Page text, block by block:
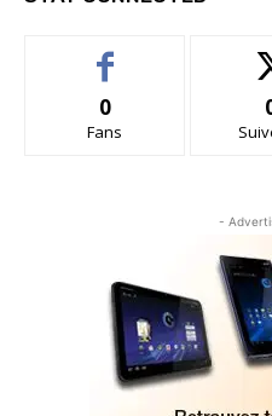
0
Fans
-